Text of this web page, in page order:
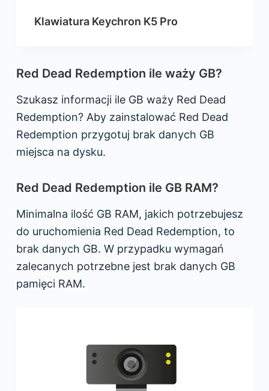
Klawiatura Keychron K5 Pro
Red Dead Redemption ile waży GB?
Szukasz informacji ile GB waży Red Dead
Redemption? Aby zainstalować Red Dead
Redemption przygotuj brak danych GB
miejsca na dysku.
Red Dead Redemption ile GB RAM?
Minimalna ilość GB RAM, jakich potrzebujesz
do uruchomienia Red Dead Redemption, to
brak danych GB. W przypadku wymagań
zalecanych potrzebne jest brak danych GB
pamięci RAM.